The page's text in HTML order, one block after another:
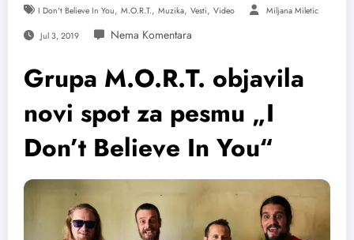
I Don't Believe In You, M.O.R.T., Muzika, Vesti, Video Miljana Miletic
Jul 3, 2019
Grupa M.O.R.T. objavila
novi spot za pesmu „I
Don’t Believe In You“